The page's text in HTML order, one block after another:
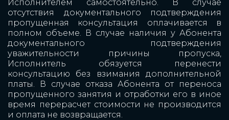
Исполнителем самостоятельно. В случае
отсутствия документального подтверждения
пропущенная консультация оплачивается в
полном объеме. В случае наличия у Абонента
документального подтверждения
уважительности причины пропуска,
Исполнитель обязуется перенести
консультацию без взимания дополнительной
платы. В случае отказа Абонента от переноса
пропущенного занятия и отработки его в иное
время перерасчет стоимости не производится
и оплата не возвращается.